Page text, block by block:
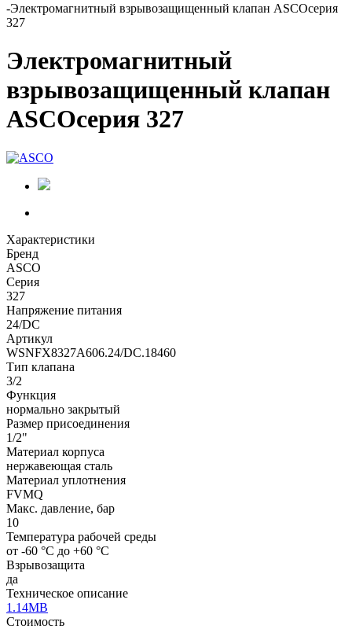
-Электромагнитный взрывозащищенный клапан ASCOсерия
327
Электромагнитный
взрывозащищенный клапан
ASCOсерия 327
Характеристики
Бренд
ASCO
Серия
327
Напряжение питания
24/DC
Артикул
WSNFX8327A606.24/DC.18460
Тип клапана
3/2
Функция
нормально закрытый
Размер присоединения
1/2"
Материал корпуса
нержавеющая сталь
Материал уплотнения
FVMQ
Макс. давление, бар
10
Температура рабочей среды
от -60 °C до +60 °C
Взрывозащита
да
Техническое описание
1.14MB
Стоимость